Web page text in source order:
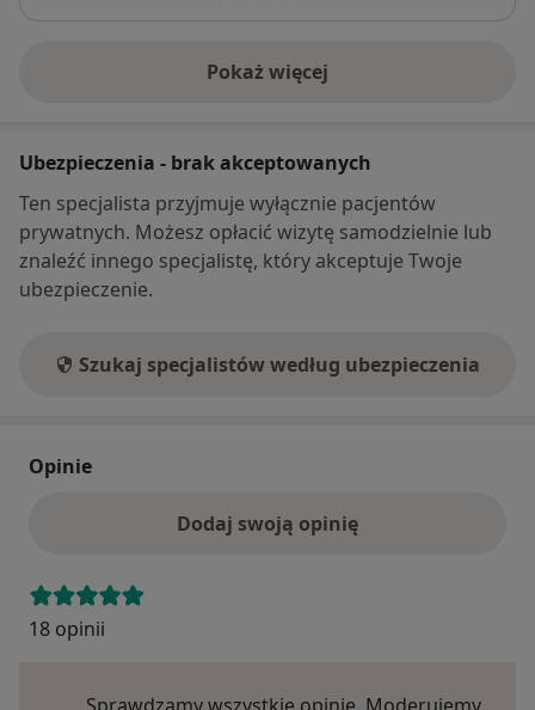
Pokaż więcej
o adresie
Ubezpieczenia - brak akceptowanych
Ten specjalista przyjmuje wyłącznie pacjentów
prywatnych. Możesz opłacić wizytę samodzielnie lub
znaleźć innego specjalistę, który akceptuje Twoje
ubezpieczenie.
Szukaj specjalistów według ubezpieczenia
Opinie
Dodaj swoją opinię
18 opinii